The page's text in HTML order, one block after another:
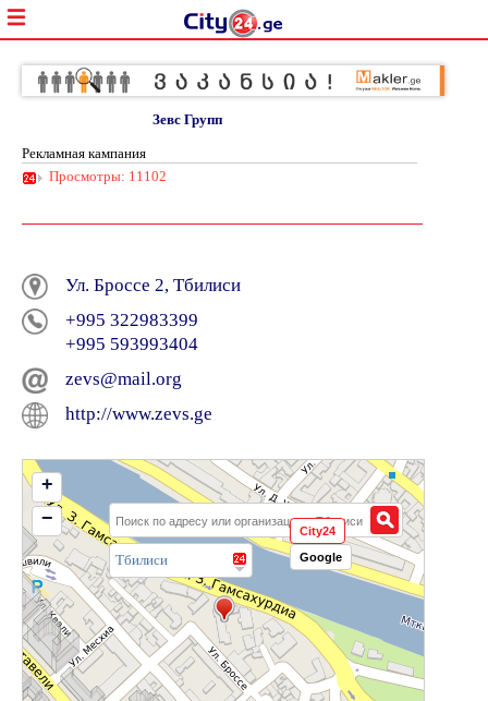
Зевс Групп
Рекламная кампания
Просмотры: 11102
Ул. Броссе 2, Тбилиси
+995 322983399
+995 593993404
zevs@mail.org
http://www.zevs.ge
Тбилиси
+
−
City24
Google